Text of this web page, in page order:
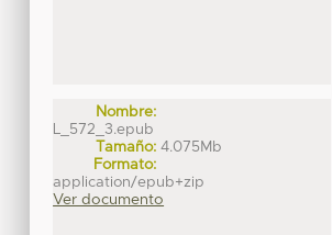
Nombre:
L_572_3.epub
Tamaño: 4.075Mb
Formato:
application/epub+zip
Ver documento